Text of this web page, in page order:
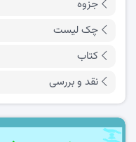
جزوه
چک لیست
کتاب
نقد و بررسی